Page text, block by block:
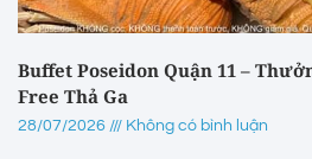
Buffet Poseidon Quận 11 –
Free Thả Ga
28/07/2026 Không có bình luận